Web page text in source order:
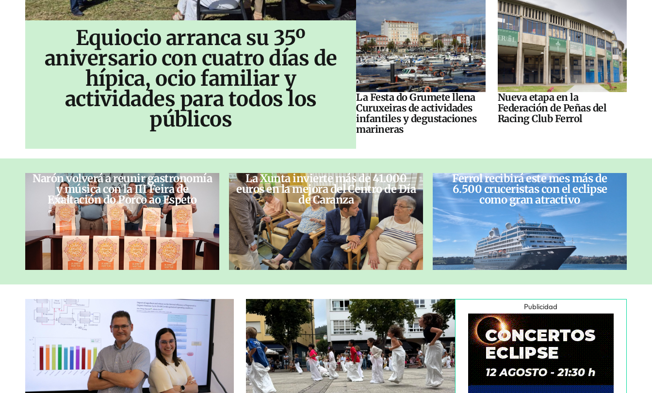
Equiocio arranca su 35º
aniversario con cuatro días de
hípica, ocio familiar y
actividades para todos los
públicos
La Festa do Grumete llena
Curuxeiras de actividades
infantiles y degustaciones
marineras
Nueva etapa en la
Federación de Peñas del
Racing Club Ferrol
Narón volverá a reunir gastronomía
y música con la III Feira de
Exaltación do Porco ao Espeto
La Xunta invierte más de 41.000
euros en la mejora del Centro de Día
de Caranza
Ferrol recibirá este mes más de
6.500 cruceristas con el eclipse
como gran atractivo
Publicidad